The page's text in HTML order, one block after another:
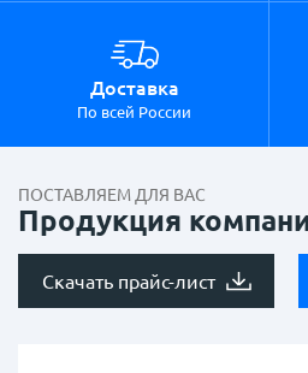
Доставка
По всей России
ПОСТАВЛЯЕМ ДЛЯ ВАС
Продукция
Скачать прайс-лист